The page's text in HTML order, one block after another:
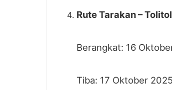
Rute Tarakan –
Berangkat: 16
Tiba: 17 Oktober